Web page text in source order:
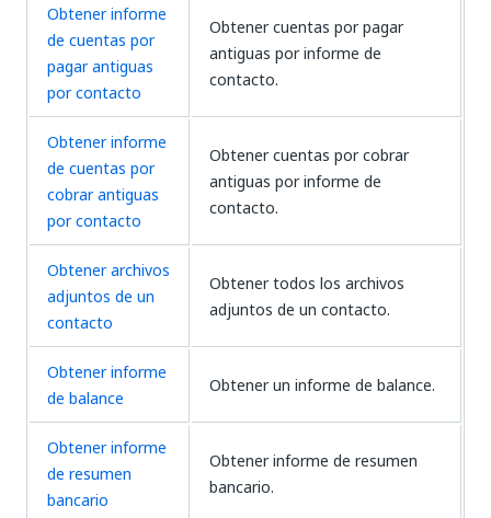
Obtener informe
de cuentas por
pagar antiguas
por contacto
Obtener cuentas por pagar
antiguas por informe de
contacto.
Obtener informe
de cuentas por
cobrar antiguas
por contacto
Obtener cuentas por cobrar
antiguas por informe de
contacto.
Obtener archivos
adjuntos de un
contacto
Obtener todos los archivos
adjuntos de un contacto.
Obtener informe
de balance
Obtener un informe de balance.
Obtener informe
de resumen
bancario
Obtener informe de resumen
bancario.